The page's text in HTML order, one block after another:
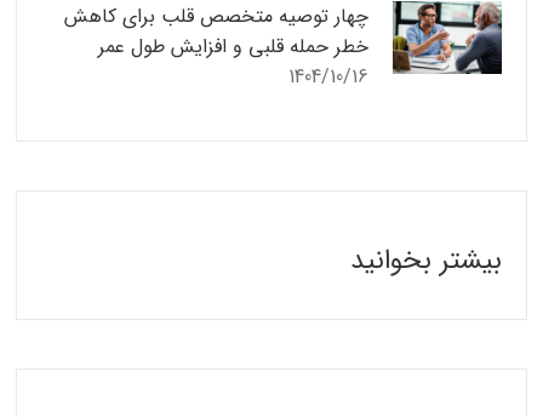
چهار توصیه متخصص قلب برای کاهش
خطر حمله قلبی و افزایش طول عمر
1404/10/16
بیشتر بخوانید